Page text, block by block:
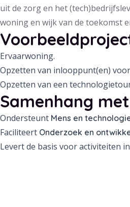
uit de zorg en het
woning en wijk van de toekomst
Ervaarwoning.
Opzetten van inlooppunt(en)
Opzetten van een
Samenhang
Ondersteunt Mens en
Faciliteert Onderzoek en
Levert de basis voor activiteiten in